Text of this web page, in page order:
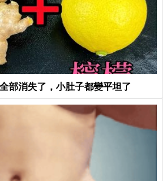
部消失了，小肚子都變平坦了